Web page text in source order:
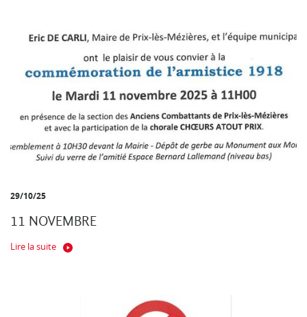
29/10/25
11 NOVEMBRE
Lire la suite